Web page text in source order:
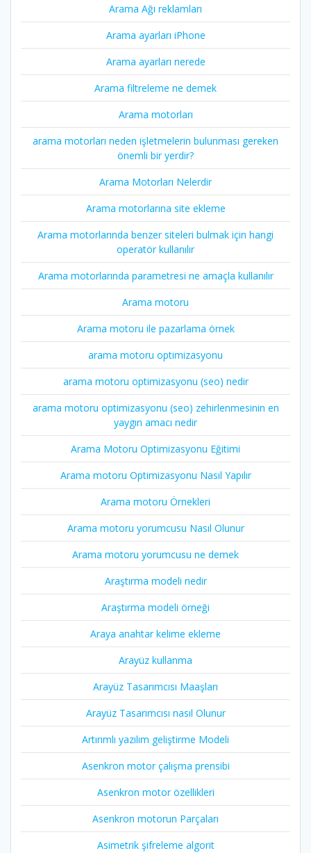
Arama Ağı reklamları
Arama ayarları iPhone
Arama ayarları nerede
Arama filtreleme ne demek
Arama motorları
arama motorları neden işletmelerin bulunması gereken
önemli bir yerdir?
Arama Motorları Nelerdir
Arama motorlarına site ekleme
Arama motorlarında benzer siteleri bulmak için hangi
operatör kullanılır
Arama motorlarında parametresi ne amaçla kullanılır
Arama motoru
Arama motoru ile pazarlama örnek
arama motoru optimizasyonu
arama motoru optimizasyonu (seo) nedir
arama motoru optimizasyonu (seo) zehirlenmesinin en
yaygın amacı nedir
Arama Motoru Optimizasyonu Eğitimi
Arama motoru Optimizasyonu Nasıl Yapılır
Arama motoru Örnekleri
Arama motoru yorumcusu Nasıl Olunur
Arama motoru yorumcusu ne demek
Araştırma modeli nedir
Araştırma modeli örneği
Araya anahtar kelime ekleme
Arayüz kullanma
Arayüz Tasarımcısı Maaşları
Arayüz Tasarımcısı nasıl Olunur
Artırımlı yazılım geliştirme Modeli
Asenkron motor çalışma prensibi
Asenkron motor özellikleri
Asenkron motorun Parçaları
Asimetrik şifreleme algorit